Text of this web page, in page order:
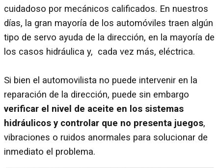
cuidadoso por mecánicos calificados. En nuestros
días, la gran mayoría de los automóviles traen algún
tipo de servo ayuda de la dirección, en la mayoría de
los casos hidráulica y, cada vez más, eléctrica.
Si bien el automovilista no puede intervenir en la
reparación de la dirección, puede sin embargo
verificar el nivel de aceite en los sistemas
hidráulicos y controlar que no presenta juegos,
vibraciones o ruidos anormales para solucionar de
inmediato el problema.